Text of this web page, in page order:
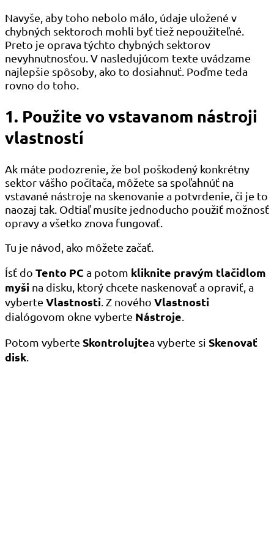
Navyše, aby toho nebolo málo, údaje uložené v
chybných sektoroch mohli byť tiež nepoužiteľné.
Preto je oprava týchto chybných sektorov
nevyhnutnosťou. V nasledujúcom texte uvádzame
najlepšie spôsoby, ako to dosiahnuť. Poďme teda
rovno do toho.
1. Použite vo vstavanom nástroji
vlastností
Ak máte podozrenie, že bol poškodený konkrétny
sektor vášho počítača, môžete sa spoľahnúť na
vstavané nástroje na skenovanie a potvrdenie, či je to
naozaj tak. Odtiaľ musíte jednoducho použiť možnosť
opravy a všetko znova fungovať.
Tu je návod, ako môžete začať.
Ísť do Tento PC a potom kliknite pravým tlačidlom
myši na disku, ktorý chcete naskenovať a opraviť, a
vyberte Vlastnosti . Z nového Vlastnosti
dialógovom okne vyberte Nástroje
Potom vyberte Skontrolujtea vyberte si Skenovať
disk